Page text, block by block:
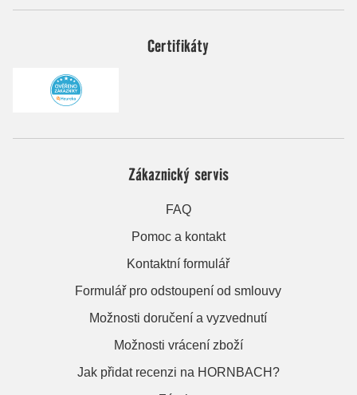
Certifikáty
Zákaznický servis
FAQ
Pomoc a kontakt
Kontaktní formulář
Formulář pro odstoupení od smlouvy
Možnosti doručení a vyzvednutí
Možnosti vrácení zboží
Jak přidat recenzi na HORNBACH?